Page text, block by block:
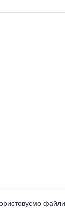
файли